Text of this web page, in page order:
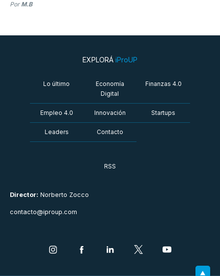
Por M.B
Director: Norberto Zocco
contacto@iproup.com
EXPLORÁ iProUP
Lo último
Economía
Digital
Finanzas 4.0
Empleo 4.0 Innovación Startups
Leaders Contacto
RSS